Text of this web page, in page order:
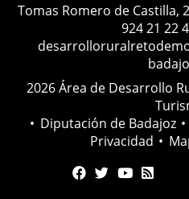
Tomas Romero de Castilla,
924 21 22
2026 Área de Desarrollo
• Diputación de Badajoz •
Privacidad •